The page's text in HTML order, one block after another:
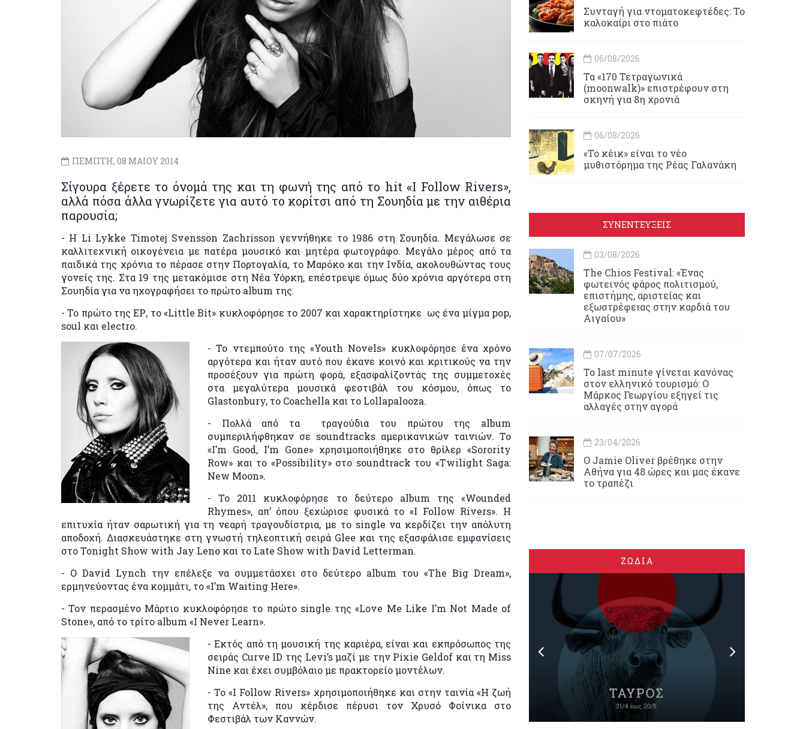
ΠΕΜΠΤΗ, 08 ΜΑΙΟΥ 2014
Σίγουρα ξέρετε το όνομά της και τη φωνή της από το hit «I Follow Rivers»,
αλλά πόσα άλλα γνωρίζετε για αυτό το κορίτσι από τη Σουηδία με την αιθέρια
παρουσία;
- Η Li Lykke Timotej Svensson Zachrisson γεννήθηκε το 1986 στη Σουηδία. Μεγάλωσε σε
καλλιτεχνική οικογένεια με πατέρα μουσικό και μητέρα φωτογράφο. Μεγάλο μέρος από τα
παιδικά της χρόνια το πέρασε στην Πορτογαλία, το Μαρόκο και την Ινδία, ακολουθώντας τους
γονείς της. Στα 19 της μετακόμισε στη Νέα Υόρκη, επέστρεψε όμως δύο χρόνια αργότερα στη
Σουηδία για να ηχογραφήσει το πρώτο album της.
- Το πρώτο της ΕΡ, το «Little Bit» κυκλοφόρησε το 2007 και χαρακτηρίστηκε ως ένα μίγμα pop,
soul και electro.
- To ντεμπούτο της «Youth Novels» κυκλοφόρησε ένα χρόνο
αργότερα και ήταν αυτό που έκανε κοινό και κριτικούς να την
προσέξουν για πρώτη φορά, εξασφαλίζοντάς της συμμετοχές
στα μεγαλύτερα μουσικά φεστιβάλ του κόσμου, όπως το
Glastonbury, το Coachella και το Lollapalooza.
- Πολλά από τα τραγούδια του πρώτου της album
συμπεριλήφθηκαν σε soundtracks αμερικανικών ταινιών. Το
«I’m Good, I’m Gone» χρησιμοποιήθηκε στο θρίλερ «Sorority
Row» και το «Possibility» στο soundtrack του «Twilight Saga:
New Moon».
- Το 2011 κυκλοφόρησε το δεύτερο album της «Wounded
Rhymes», απ’ όπου ξεχώρισε φυσικά το «I Follow Rivers». Η
επιτυχία ήταν σαρωτική για τη νεαρή τραγουδίστρια, με το single να κερδίζει την απόλυτη
αποδοχή. Διασκευάστηκε στη γνωστή τηλεοπτική σειρά Glee και της εξασφάλισε εμφανίσεις
στο Tonight Show with Jay Leno και το Late Show with David Letterman.
- Ο David Lynch την επέλεξε να συμμετάσχει στο δεύτερο album του «The Big Dream»,
ερμηνεύοντας ένα κομμάτι, το «I’m Waiting Here».
- Τον περασμένο Μάρτιο κυκλοφόρησε το πρώτο single της «Love Me Like I’m Not Made of
Stone», από το τρίτο album «I Never Learn».
- Εκτός από τη μουσική της καριέρα, είναι και εκπρόσωπος της
σειράς Curve ID της Levi’s μαζί με την Pixie Geldof και τη Miss
Nine και έχει συμβόλαιο με πρακτορείο μοντέλων.
- Το «I Follow Rivers» χρησιμοποιήθηκε και στην ταινία «H ζωή
της Αντέλ», που κέρδισε πέρυσι τον Χρυσό Φοίνικα στο
Φεστιβάλ των Καννών.
Συνταγή για ντοματοκεφτέδες: Το
καλοκαίρι στο πιάτο
06/08/2026
Τα «170 Τετραγωνικά
(moonwalk)» επιστρέφουν στη
σκηνή για 8η χρονιά
06/08/2026
«Το κέικ» είναι το νέο
μυθιστόρημα της Ρέας Γαλανάκη
ΣΥΝΕΝΤΕΥΞΕΙΣ
03/08/2026
Τhe Chios Festival: «Ένας
φωτεινός φάρος πολιτισμού,
επιστήμης, αριστείας και
εξωστρέφειας στην καρδιά του
Αιγαίου»
07/07/2026
Το last minute γίνεται κανόνας
στον ελληνικό τουρισμό: Ο
Μάρκος Γεωργίου εξηγεί τις
αλλαγές στην αγορά
23/04/2026
Ο Jamie Oliver βρέθηκε στην
Αθήνα για 48 ώρες και μας έκανε
το τραπέζι
ΖΩΔΙΑ